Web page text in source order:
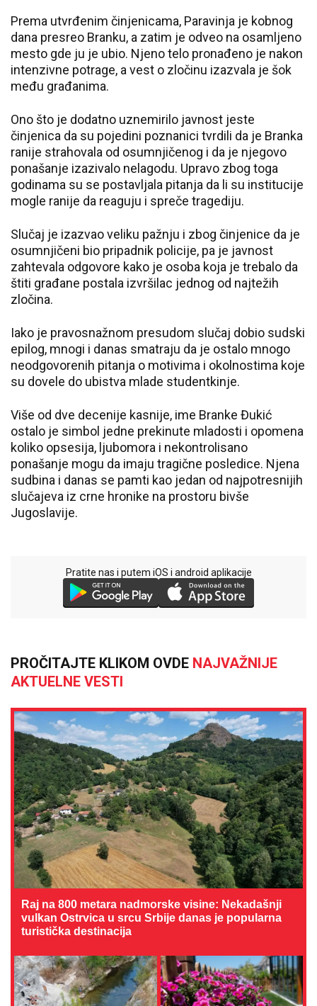
Prema utvrđenim činjenicama, Paravinja je kobnog
dana presreo Branku, a zatim je odveo na osamljeno
mesto gde ju je ubio. Njeno telo pronađeno je nakon
intenzivne potrage, a vest o zločinu izazvala je šok
među građanima.
Ono što je dodatno uznemirilo javnost jeste
činjenica da su pojedini poznanici tvrdili da je Branka
ranije strahovala od osumnjičenog i da je njegovo
ponašanje izazivalo nelagodu. Upravo zbog toga
godinama su se postavljala pitanja da li su institucije
mogle ranije da reaguju i spreče tragediju.
Slučaj je izazvao veliku pažnju i zbog činjenice da je
osumnjičeni bio pripadnik policije, pa je javnost
zahtevala odgovore kako je osoba koja je trebalo da
štiti građane postala izvršilac jednog od najtežih
zločina.
Iako je pravosnažnom presudom slučaj dobio sudski
epilog, mnogi i danas smatraju da je ostalo mnogo
neodgovorenih pitanja o motivima i okolnostima koje
su dovele do ubistva mlade studentkinje.
Više od dve decenije kasnije, ime Branke Đukić
ostalo je simbol jedne prekinute mladosti i opomena
koliko opsesija, ljubomora i nekontrolisano
ponašanje mogu da imaju tragične posledice. Njena
sudbina i danas se pamti kao jedan od najpotresnijih
slučajeva iz crne hronike na prostoru bivše
Jugoslavije.
Pratite nas i putem iOS i android aplikacije
PROČITAJTE KLIKOM OVDE NAJVAŽNIJE
AKTUELNE VESTI
Raj na 800 metara nadmorske visine: Nekadašnji
vulkan Ostrvica u srcu Srbije danas je popularna
turistička destinacija